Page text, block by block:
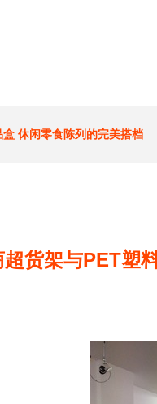
休闲零食陈列的完美搭档
超货架与PET塑